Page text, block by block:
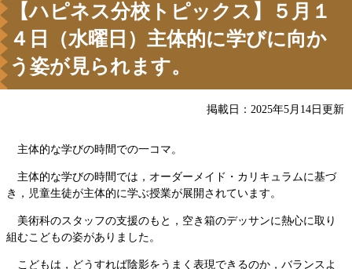
【ハピネス分校トピックス】５月１
４日（水曜日）主体的に学びに向か
う姿が見られます。
掲載日：2025年5月14日更新
主体的な学びの時間での一コマ。
主体的な学びの時間では，オーダーメイド・カリキュラムに基づ
き，児童生徒が主体的に学ぶ授業が展開されています。
美術科のスタッフの支援のもと，空き箱のデッサンに熱心に取り
組むこどもの姿がありました。
こどもは，どうすれば陰影をうまく表現できるのか，バランスよ